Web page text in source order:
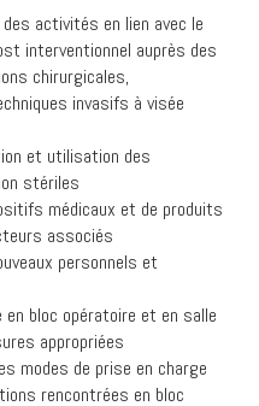
activités en lien avec le
interventionnel auprès des
chirurgicales,
invasifs à visée
et utilisation des
stériles
médicaux et de produits
associés
personnels et
bloc opératoire et en salle
appropriées
modes de prise en charge
rencontrées en bloc